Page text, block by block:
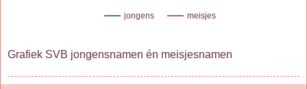
jongens meisjes
Grafiek SVB jongensnamen én meisjesnamen